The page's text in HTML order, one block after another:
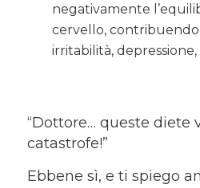
negativamente
cervello,
irritabilità, depressione,
“Dottore… queste diete
catastrofe!”
Ebbene sì, e ti spiego